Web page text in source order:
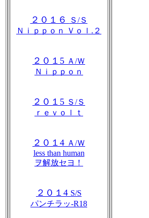
２０１６
Ｓ/Ｓ
Ｎｉｐｐｏｎ Ｖｏｌ.２
２０１5 Ａ/Ｗ
Ｎｉｐｐｏｎ
２０１5 Ｓ/Ｓ
ｒｅｖｏｌｔ
２０１4 Ａ/Ｗ
less than human
ヲ解放セヨ！
２０１4 S/S
パンチラッ-R18